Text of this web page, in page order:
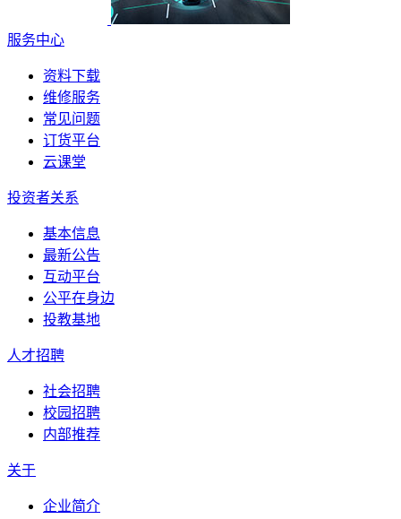
服务中心
资料下载
维修服务
常见问题
订货平台
云课堂
投资者关系
基本信息
最新公告
互动平台
公平在身边
投教基地
人才招聘
社会招聘
校园招聘
内部推荐
关于
企业简介